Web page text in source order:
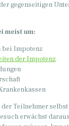
gegenseitigen
meist um:
bei Impotenz
der Impotenz
Teilnehmer
erwächst